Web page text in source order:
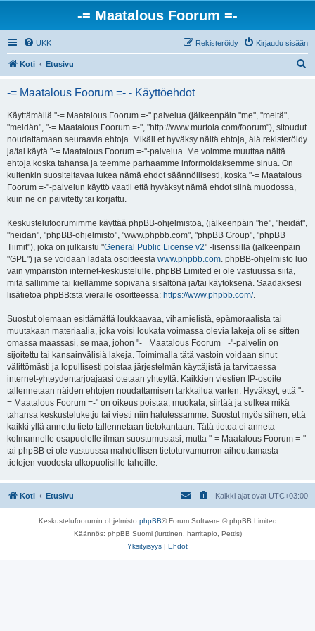
-= Maatalous Foorum =-
UKK Kirjaudu sisään
Rekisteröidy
Koti Etusivu
-= Maatalous Foorum =- - Käyttöehdot
Käyttämällä "-= Maatalous Foorum =-" palvelua (jälkeenpäin "me", "meitä",
"meidän", "-= Maatalous Foorum =-", "http://www.murtola.com/foorum"), sitoudut
noudattamaan seuraavia ehtoja. Mikäli et hyväksy näitä ehtoja, älä rekisteröidy
ja/tai käytä "-= Maatalous Foorum =-"-palvelua. Me voimme muuttaa näitä
ehtoja koska tahansa ja teemme parhaamme informoidaksemme sinua. On
kuitenkin suositeltavaa lukea nämä ehdot säännöllisesti, koska "-= Maatalous
Foorum =-"-palvelun käyttö vaatii että hyväksyt nämä ehdot siinä muodossa,
kuin ne on päivitetty tai korjattu.
Keskustelufoorumimme käyttää phpBB-ohjelmistoa, (jälkeenpäin "he", "heidät",
"heidän", "phpBB-ohjelmisto", "www.phpbb.com", "phpBB Group", "phpBB
Tiimit"), joka on julkaistu "General Public License v2" -lisenssillä (jälkeenpäin
"GPL") ja se voidaan ladata osoitteesta www.phpbb.com. phpBB-ohjelmisto luo
vain ympäristön internet-keskustelulle. phpBB Limited ei ole vastuussa siitä,
mitä sallimme tai kiellämme sopivana sisältönä ja/tai käytöksenä. Saadaksesi
lisätietoa phpBB:stä vieraile osoitteessa: https://www.phpbb.com/.
Suostut olemaan esittämättä loukkaavaa, vihamielistä, epämoraalista tai
muutakaan materiaalia, joka voisi loukata voimassa olevia lakeja oli se sitten
omassa maassasi, se maa, johon "-= Maatalous Foorum =-"-palvelin on
sijoitettu tai kansainvälisiä lakeja. Toimimalla tätä vastoin voidaan sinut
välittömästi ja lopullisesti poistaa järjestelmän käyttäjistä ja tarvittaessa
internet-yhteydentarjoajaasi otetaan yhteyttä. Kaikkien viestien IP-osoite
tallennetaan näiden ehtojen noudattamisen tarkkailua varten. Hyväksyt, että "-
= Maatalous Foorum =-" on oikeus poistaa, muokata, siirtää ja sulkea mikä
tahansa keskusteluketju tai viesti niin halutessamme. Suostut myös siihen, että
kaikki yllä annettu tieto tallennetaan tietokantaan. Tätä tietoa ei anneta
kolmannelle osapuolelle ilman suostumustasi, mutta "-= Maatalous Foorum =-"
tai phpBB ei ole vastuussa mahdollisen tietoturvamurron aiheuttamasta
tietojen vuodosta ulkopuolisille tahoille.
Koti Etusivu Kaikki ajat ovat UTC+03:00
Keskustelufoorumin ohjelmisto phpBB® Forum Software © phpBB Limited
Käännös: phpBB Suomi (lurttinen, harritapio, Pettis)
Yksityisyys | Ehdot